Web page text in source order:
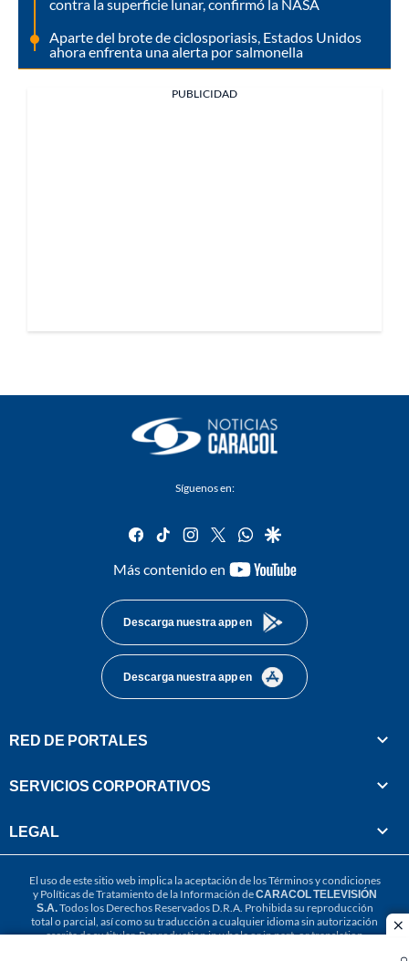
contra la superficie lunar, confirmó la NASA
Aparte del brote de ciclosporiasis, Estados Unidos
ahora enfrenta una alerta por salmonella
PUBLICIDAD
Síguenos en:
facebook
tiktok instagram
twitterwhatsapp
google
Más contenido en
youtube-
Descarga nuestra app en
Descarga nuestra app en
RED DE PORTALES
SERVICIOS CORPORATIVOS
LEGAL
El uso de este sitio web implica la aceptación de losTérminos y condiciones
y Políticas de Tratamiento de la Información deCARACOL TELEVISIÓN
S.A.Todos los Derechos Reservados D.R.A. Prohibida su reproducción
total o parcial, así como su traducción a cualquier idioma sin autorización
escrita de su titular. Reproduction in whole or in part, or translation